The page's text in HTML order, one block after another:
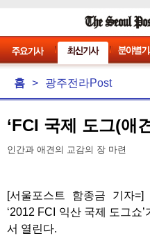
홈 > 광주전라Post
‘FCI 국제 도그(애
인간과 애견의 교감의 장 마련
[서울포스트 함종금 기자
‘2012 FCI 익산 국제 도그쇼
서 열린다.